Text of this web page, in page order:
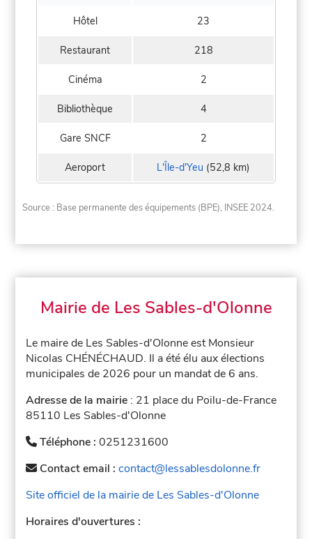
Hôtel 23
Restaurant 218
Cinéma 2
Bibliothèque 4
Gare SNCF 2
Aeroport L'Île-d'Yeu (52,8 km)
Source : Base permanente des équipements (BPE), INSEE 2024.
Mairie de Les Sables-d'Olonne
Le maire de Les Sables-d'Olonne est Monsieur
Nicolas CHÉNÉCHAUD. Il a été élu aux élections
municipales de 2026 pour un mandat de 6 ans.
Adresse de la mairie : 21 place du Poilu-de-France
85110 Les Sables-d'Olonne
Téléphone :0251231600
Contact email :contact@lessablesdolonne.fr
Site officiel de la mairie de Les Sables-d'Olonne
Horaires d'ouvertures :